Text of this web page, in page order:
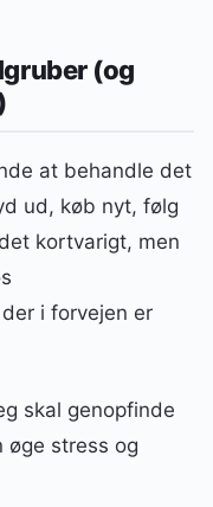
(og
at behandle det
ud, køb nyt, følg
kortvarigt, men
i forvejen er
skal genopfinde
øge stress og